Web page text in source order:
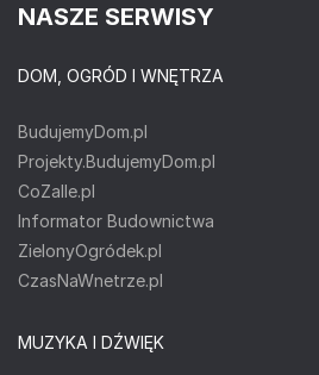
NASZE SERWISY
DOM, OGRÓD I WNĘTRZA
BudujemyDom.pl
Projekty.BudujemyDom.pl
CoZaIle.pl
Informator Budownictwa
ZielonyOgródek.pl
CzasNaWnetrze.pl
MUZYKA I DŹWIĘK